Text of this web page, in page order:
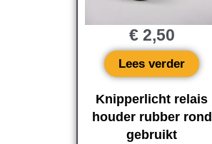
Knipperlicht relais
houder rubber rond
gebruikt
€2,50
Lees verder